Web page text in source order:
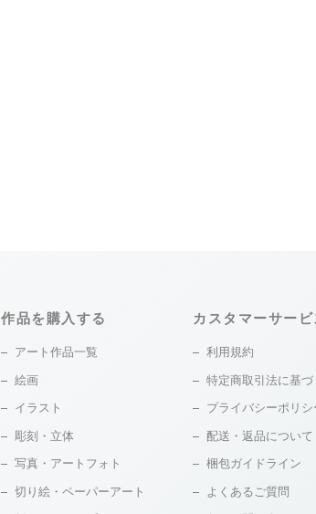
作品を購入する
アート作品一覧
絵画
イラスト
彫刻・立体
写真・アートフォト
切り絵・ペーパーアート
カスタマーサービ
利用規約
特定商取引法に基
プライバシーポリシ
配送・返品について
梱包ガイドライン
よくあるご質問